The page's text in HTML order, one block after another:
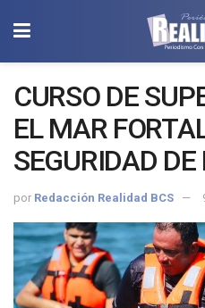
CURSO DE
EL MAR
SEGURIDAD
TURÍSTICOS EN
OCHOA
por Redacción Realidad BCS